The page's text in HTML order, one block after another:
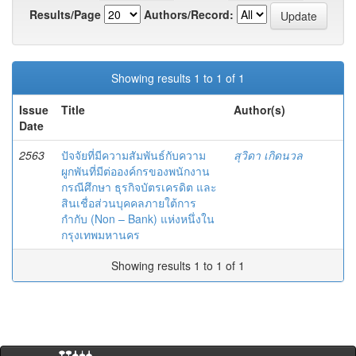
Results/Page
Authors/Record:
Showing results 1 to 1 of 1
Issue
Date
Title Author(s)
2563
ปัจจัยที่มีความสัมพันธ์กับความ
ผูกพันที่มีต่อองค์กรของพนักงาน
กรณีศึกษา ธุรกิจบัตรเครดิต และ
สินเชื่อส่วนบุคคลภายใต้การ
กำกับ (Non – Bank) แห่งหนึ่งใน
กรุงเทพมหานคร
สุวิดา เกิดนวล
Showing results 1 to 1 of 1